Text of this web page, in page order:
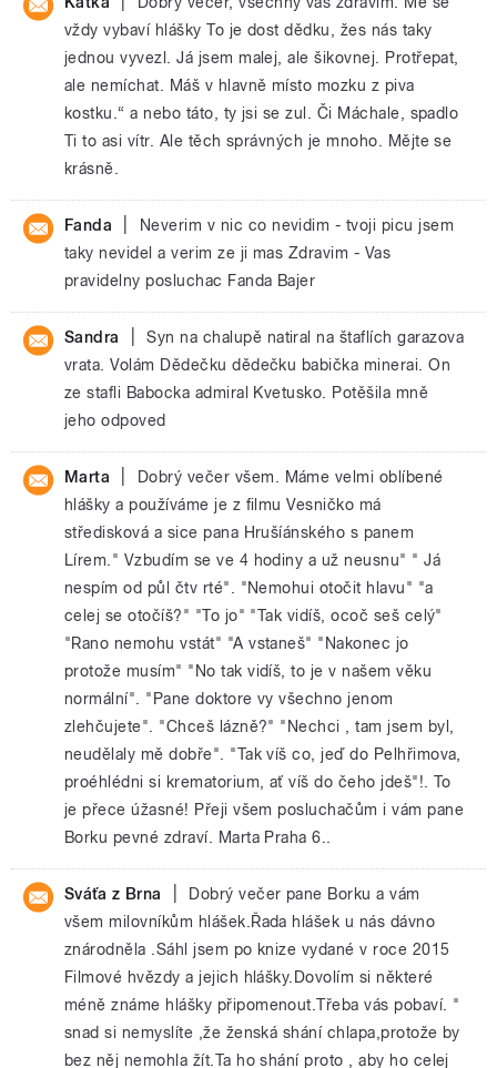
vždy vybaví hlášky To je dost dědku, žes nás taky
jednou vyvezl. Já jsem malej, ale šikovnej. Protřepat,
ale nemíchat. Máš v hlavně místo mozku z piva
kostku.“ a nebo táto, ty jsi se zul. Či Máchale, spadlo
Ti to asi vítr. Ale těch správných je mnoho. Mějte se
krásně.
Fanda
Neverim v nic co nevidim - tvoji picu jsem
taky nevidel a verim ze ji mas Zdravim - Vas
pravidelny posluchac Fanda Bajer
Sandra
Syn na chalupě natiral na štaflích garazova
vrata. Volám Dědečku dědečku babička minerai. On
ze stafli Babocka admiral Kvetusko. Potěšila mně
jeho odpoved
Marta
Dobrý večer všem. Máme velmi oblíbené
hlášky a používáme je z filmu Vesničko má
středisková a sice pana Hrušíánského s panem
Lírem." Vzbudím se ve 4 hodiny a už neusnu" " Já
nespím od půl čtv rté". "Nemohui otočit hlavu" "a
celej se otočíš?" "To jo" "Tak vidíš, ocoč seš celý"
"Rano nemohu vstát" "A vstaneš" "Nakonec jo
protože musím" "No tak vidíš, to je v našem věku
normální". "Pane doktore vy všechno jenom
zlehčujete". "Chceš lázně?" "Nechci , tam jsem byl,
neudělaly mě dobře". "Tak víš co, jeď do Pelhřimova,
proéhlédni si krematorium, ať víš do čeho jdeš"!. To
je přece úžasné! Přeji všem posluchačům i vám pane
Borku pevné zdraví. Marta Praha 6..
Sváťa z Brna
Dobrý večer pane Borku a vám
všem milovníkům hlášek.Řada hlášek u nás dávno
znárodněla .Sáhl jsem po knize vydané v roce 2015
Filmové hvězdy a jejich hlášky.Dovolím si některé
méně známe hlášky připomenout.Třeba vás pobaví. "
snad si nemyslíte ,že ženská shání chlapa,protože by
bez něj nemohla žít.Ta ho shání proto , aby ho celej